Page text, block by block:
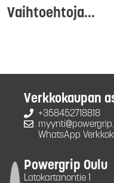
Vaihtoehtoja...
Verkkokaupan
+358452718818
WhatsApp
Powergrip Oulu
Latokartanontie 1